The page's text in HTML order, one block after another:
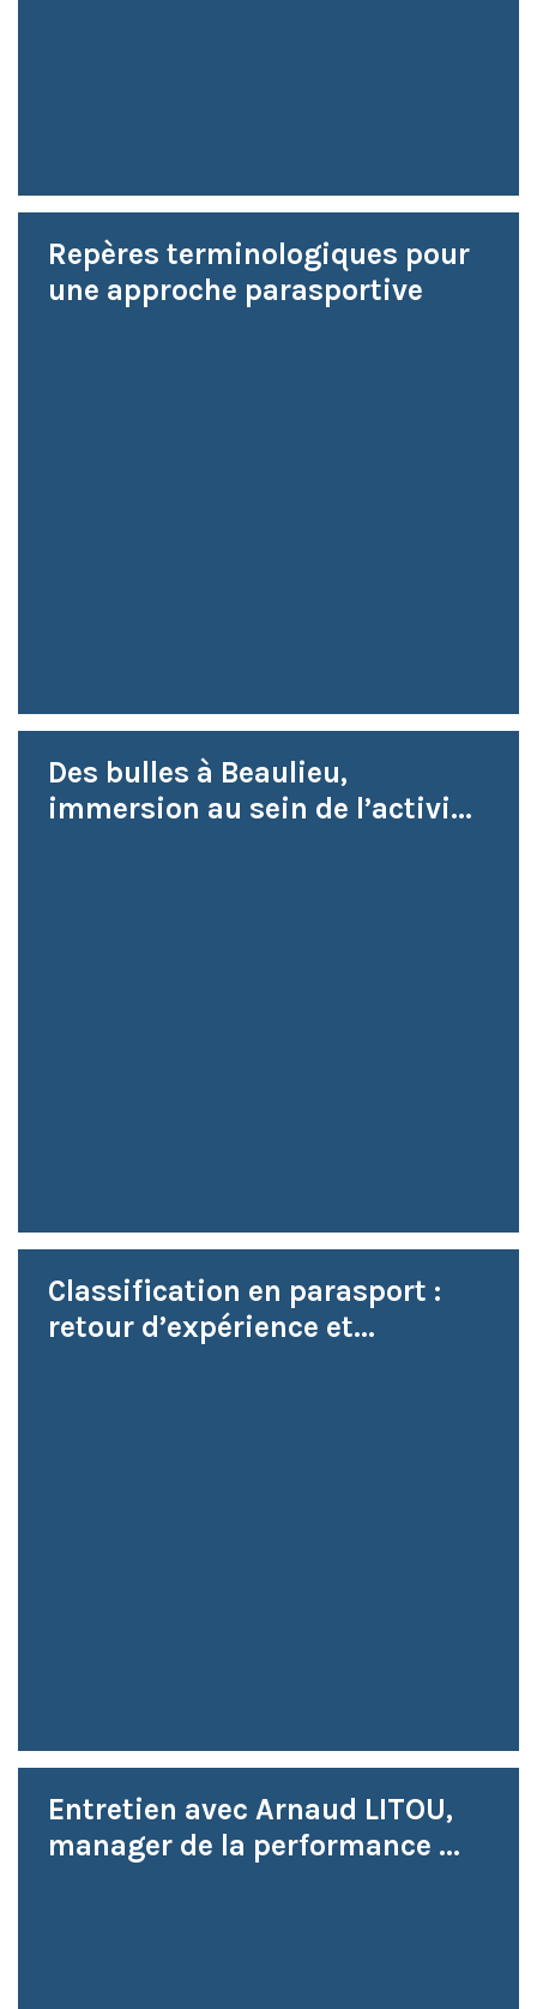
Repères terminologiques pour
une approche parasportive
Des bulles à Beaulieu,
immersion au sein de l’activi...
Classification en parasport :
retour d’expérience et...
Entretien avec Arnaud LITOU,
manager de la performance ...